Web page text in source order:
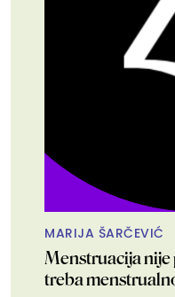
MARIJA ŠARČEVIĆ
Menstruacija nije
treba